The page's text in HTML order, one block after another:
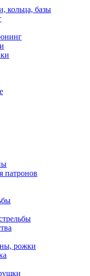
кольца, базы
патронов
рожки